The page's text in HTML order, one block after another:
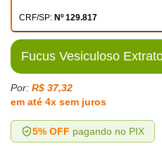
CRF/SP: Nº 129.817
Fucus Vesiculoso
Por: R$ 37,32
em até 4x sem juros
5% OFF pagando no PIX